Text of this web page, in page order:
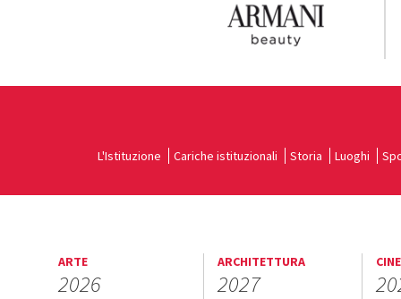
L'Istituzione Cariche istituzionali Storia Luoghi
ARTE
2026
ARCHITETTURA
2027